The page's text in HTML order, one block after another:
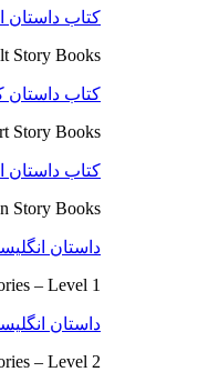
کتاب داستان
Story Books
کتاب داستان
Story Books
کتاب داستان
Story Books
داستان
– Level 1
داستان
– Level 2